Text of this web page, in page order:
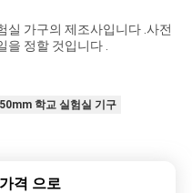
실 가구의 제조사입니다 .사전
정할 것입니다 .
학교 실험실 기구
격 으로